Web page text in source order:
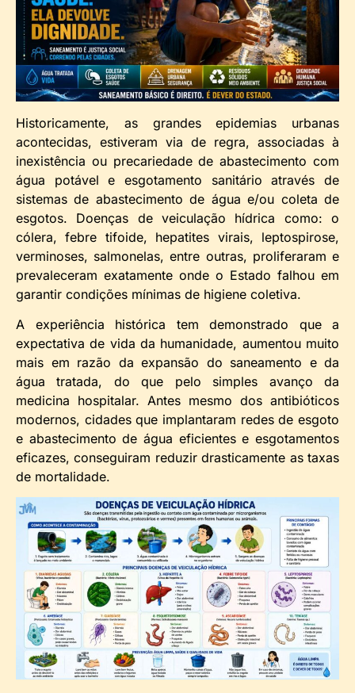
Historicamente, as grandes epidemias urbanas
acontecidas, estiveram via de regra, associadas à
inexistência ou precariedade de abastecimento com
água potável e esgotamento sanitário através de
sistemas de abastecimento de água e/ou coleta de
esgotos. Doenças de veiculação hídrica como: o
cólera, febre tifoide, hepatites virais, leptospirose,
verminoses, salmonelas, entre outras, proliferaram e
prevaleceram exatamente onde o Estado falhou em
garantir condições mínimas de higiene coletiva.
A experiência histórica tem demonstrado que a
expectativa de vida da humanidade, aumentou muito
mais em razão da expansão do saneamento e da
água tratada, do que pelo simples avanço da
medicina hospitalar. Antes mesmo dos antibióticos
modernos, cidades que implantaram redes de esgoto
e abastecimento de água eficientes e esgotamentos
eficazes, conseguiram reduzir drasticamente as taxas
de mortalidade.